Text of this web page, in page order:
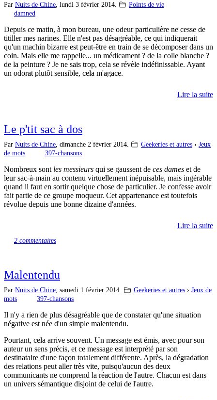
Par Nuits de Chine lundi 3 février 2014.
Points de vie
damned
Depuis ce matin, à mon bureau, une odeur particulière ne cesse de
titiller mes narines. Elle n'est pas désagréable, ce qui indiquerait
qu'un machin bizarre est peut-être en train de se décomposer dans un
coin. Mais elle me rappelle... un médicament ? de la colle blanche ?
de la peinture ? Je ne sais trop, cela se révèle indéfinissable. Ayant
un odorat plutôt sensible, cela m'agace.
Lire la suite
Le p'tit sac à dos
Par Nuits de Chine dimanche 2 février 2014. Geekeries et autres › Jeux
de mots
397-chansons
Nombreux sont les messieurs qui se gaussent de ces dames et de
leur sac-à-main au contenu virtuellement inépuisable, mais ingérable
quand il faut en sortir quelque chose de particulier. Je confesse avoir
fait partie de ce groupe moqueur. Cet appartenance est toutefois
révolue depuis une bonne dizaine d'années.
Lire la suite
2 commentaires
Malentendu
Par Nuits de Chine samedi 1 février 2014. Geekeries et autres › Jeux de
mots
397-chansons
Il n'y a rien de plus désagréable que de constater qu'une situation
négative est née d'un simple malentendu.
Pourtant, cela arrive souvent. Un message est émis, avec pour son
auteur un sens précis, et ce message est interprété par son
destinataire d'une façon totalement différente. Après, la dégradation
des relations peut aller très vite, puisqu'aucun des deux
communicants ne comprend la réaction de l'autre. Chacun est dans
un univers sémantique disjoint de celui de l'autre.